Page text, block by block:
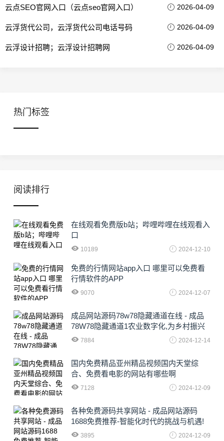
云点SEO官网入口（云点seo官网入口） 2026-04-09
云浮货代公司，云浮货代公司电话号码 2026-04-09
云浮设计招聘；云浮设计招聘网 2026-04-09
热门标签
阅读排行
在线观看免费版b站；哔哩哔哩在线观看入
口
10189 2024-12-10
免费的行情网站app入口 哪里可以免费看
行情软件的APP
9070 2024-12-07
成品网站源码78w78隐藏通道在线 - 成品
78W78隐藏通道1农业数字化,为乡村振兴
注入新动力
7884 2024-12-14
国内免费精品亚州精品视频国内天堂综
合、免费看电影的网站有哪些啊
7128 2024-12-09
各种免费源码共享网站 - 成品网站源码
1688免费推荐-智能化时代的挑战与机遇!
3895 2024-12-09